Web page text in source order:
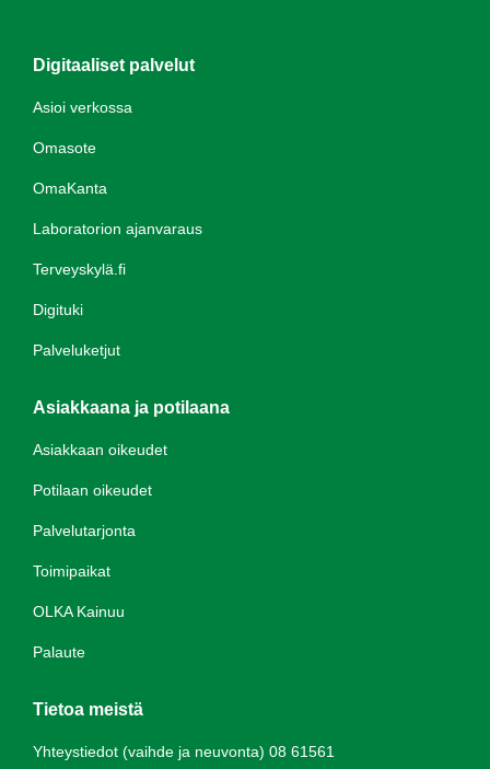
Digitaaliset palvelut
Asioi verkossa
Omasote
OmaKanta
Laboratorion ajanvaraus
Terveyskylä.fi
Digituki
Palveluketjut
Asiakkaana ja potilaana
Asiakkaan oikeudet
Potilaan oikeudet
Palvelutarjonta
Toimipaikat
OLKA Kainuu
Palaute
Tietoa meistä
Yhteystiedot (vaihde ja neuvonta) 08 61561